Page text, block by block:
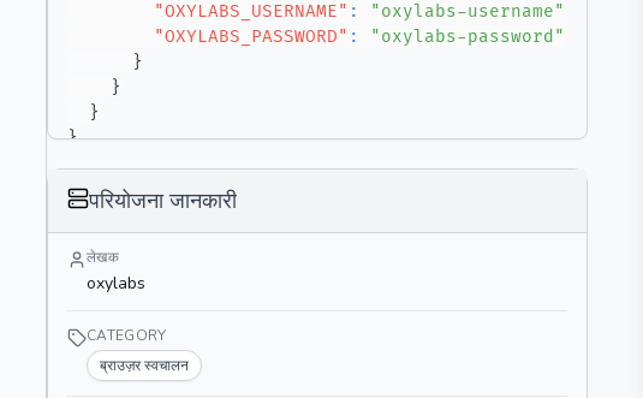
"OXYLABS_USERNAME" : "oxylabs-username"
"OXYLABS_PASSWORD" :
"oxylabs-password"
}
}
}
}
परियोजना जानकारी
लेखक
oxylabs
CATEGORY
ब्राउज़र स्वचालन